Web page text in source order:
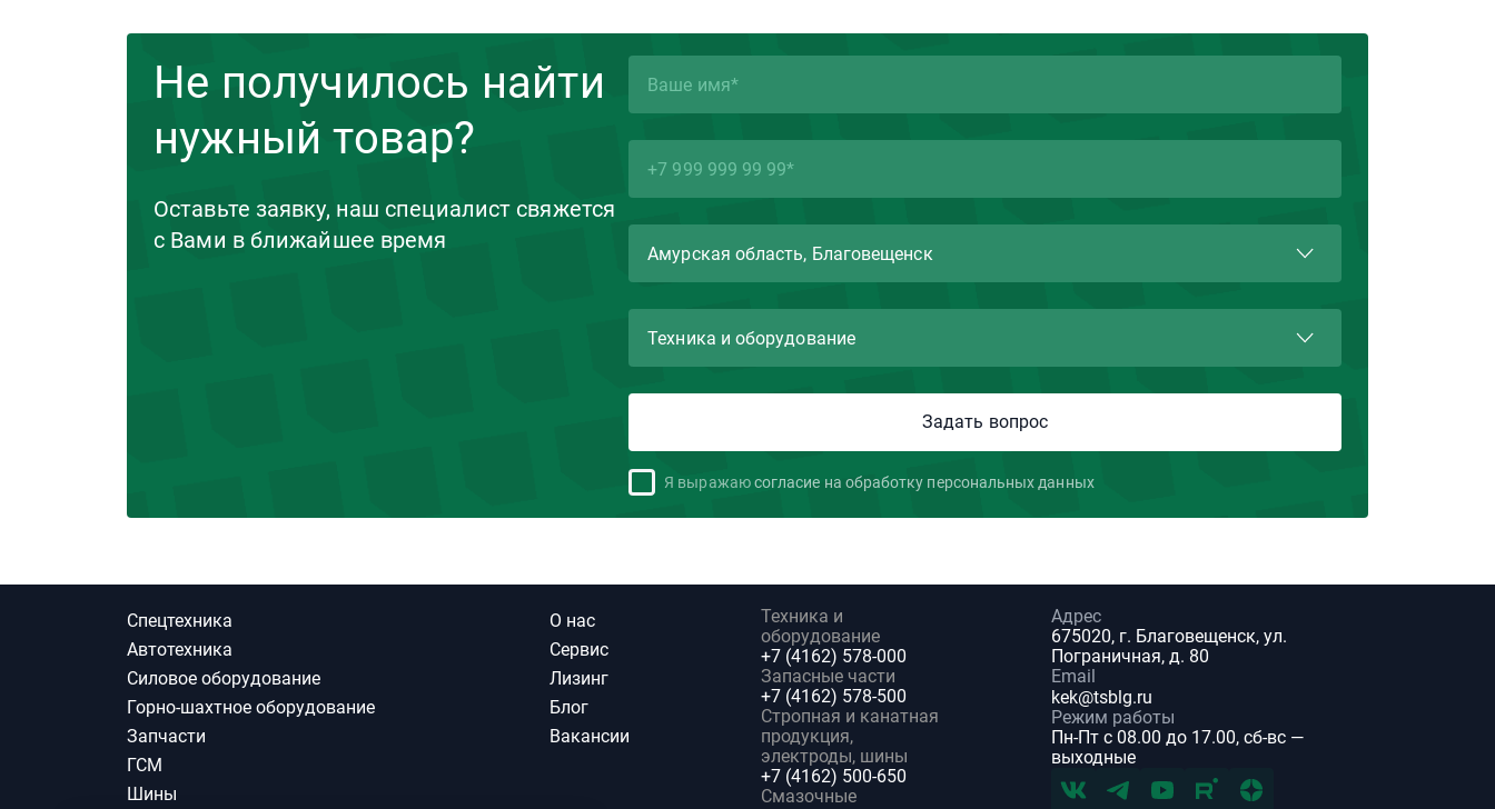
Не получилось найти
нужный товар?
Оставьте заявку, наш специалист свяжется
с Вами в ближайшее время
Я выражаюсогласие на обработку персональных данных
Спецтехника
Автотехника
Силовое оборудование
Горно-шахтное оборудование
Запчасти
ГСМ
Шины
О нас
Сервис
Лизинг
Блог
Вакансии
Техника и
оборудование
+7 (4162) 578-000
Запасные части
+7 (4162) 578-500
Стропная и канатная
продукция,
электроды, шины
+7 (4162) 500-650
Смазочные
Адрес
675020, г. Благовещенск, ул.
Пограничная, д. 80
Email
kek@tsblg.ru
Режим работы
Пн-Пт с 08.00 до 17.00, сб-вс —
выходные